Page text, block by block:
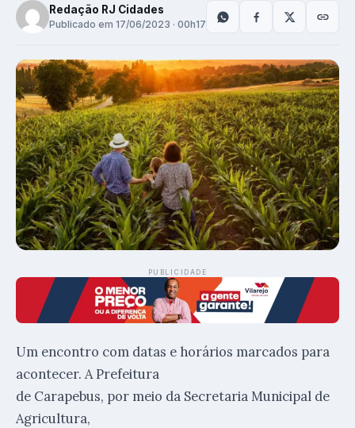
Redação RJ Cidades
Publicado em 17/06/2023 · 00h17
PUBLICIDADE
Um encontro com datas e horários marcados para
acontecer. A Prefeitura
de Carapebus, por meio da Secretaria Municipal de
Agricultura,